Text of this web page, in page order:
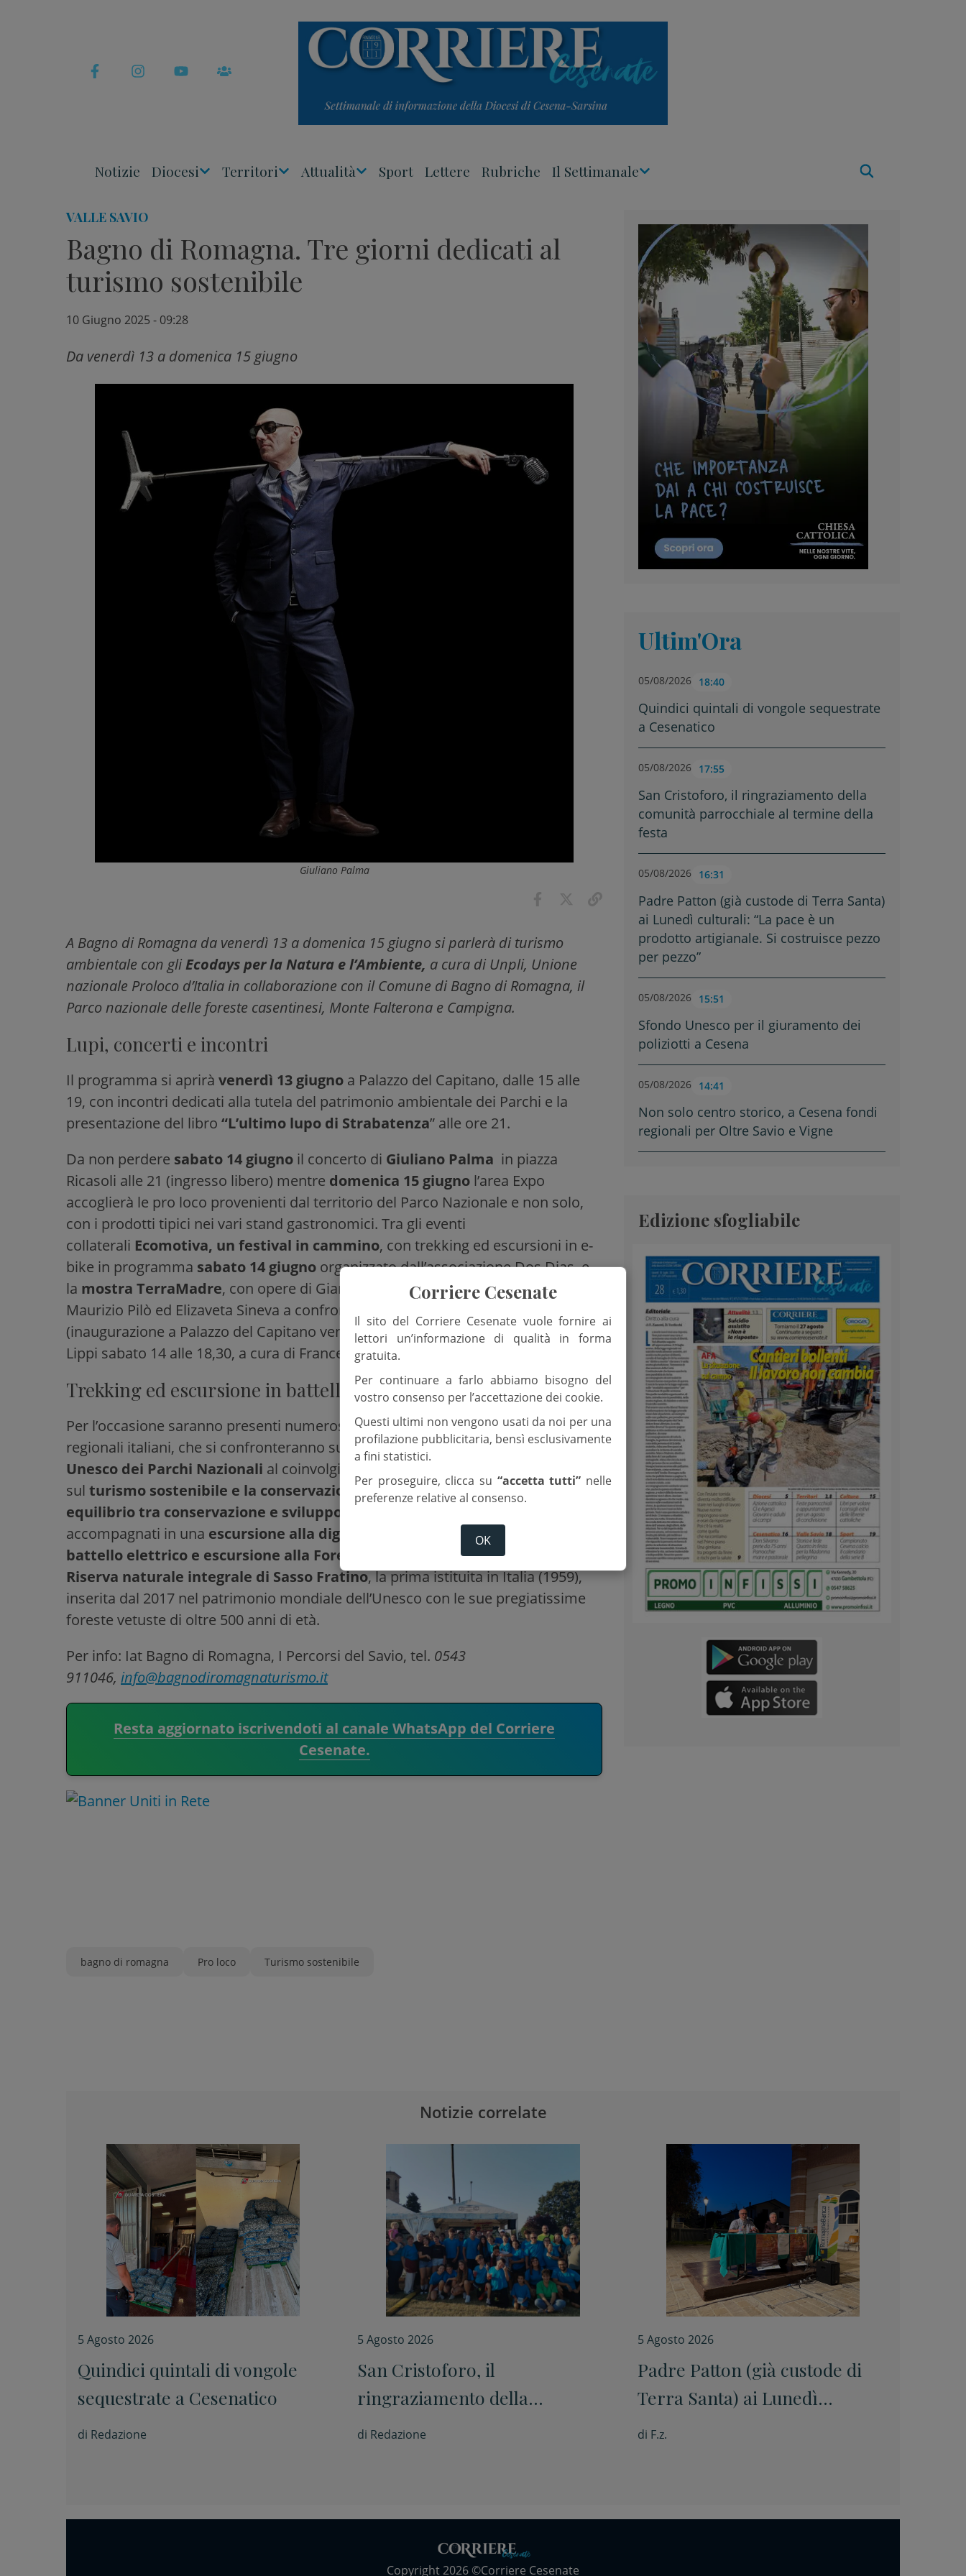
Notizie Diocesi Territori Attualità Sport Lettere Rubriche Il Settimanale
VALLE SAVIO
Bagno di Romagna. Tre giorni dedicati al
turismo sostenibile
10 Giugno 2025 - 09:28
Da venerdì 13 a domenica 15 giugno
Giuliano Palma
A Bagno di Romagna da venerdì 13 a domenica 15 giugno si parlerà di turismo
ambientale con gliEcodaysper la Natura e l’Ambiente, a cura di Unpli, Unione
nazionale Proloco d’Italia in collaborazione con il Comune di Bagno di Romagna, il
Parco nazionale delle foreste casentinesi, Monte Falterona e Campigna.
Lupi, concerti e incontri
Il programma si aprirà venerdì 13 giugno a Palazzo del Capitano, dalle 15 alle
19, con incontri dedicati alla tutela del patrimonio ambientale dei Parchi e la
presentazione del libro “L’ultimo lupo di Strabatenza” alle ore 21.
Da non perdere sabato 14 giugno il concerto di Giuliano Palma in piazza
Ricasoli alle 21 (ingresso libero) mentre domenica 15 giugno l’area Expo
accoglierà le pro loco provenienti dal territorio del Parco Nazionale e non solo,
con i prodotti tipici nei vari stand gastronomici. Tra gli eventi
collaterali Ecomotiva, un festival in cammino, con trekking ed escursioni in e-
bike in programma sabato 14 giugno organizzato dall’associazione Dos Dias, e
la mostra TerraMadre, con opere di Gianni Depaoli, Berthold Lauenroth,
Maurizio Pilò ed Elizaveta Sineva a confronto con le fotografie di Isacco Emiliani
(inaugurazione a Palazzo del Capitano venerdì 13 alle 17, e presso la Loggetta
Lippi sabato 14 alle 18,30, a cura di Francesca Caldari).
Trekking ed escursione in battello sulla diga di Ridracoli
Per l’occasione saranno presenti numerosi rappresentanti di Parchi nazionali e
regionali italiani, che si confronteranno su diversi temi, dalla tutela deisiti
Unesco dei Parchi Nazionali al coinvolgimento delle comunità locali, con focus
sul turismo sostenibile e la conservazione della biodiversità, in un’ottica di
equilibrio tra conservazione e sviluppo dei territori
accompagnati in una escursione alla diga di Ridracoli, con l’esperienza del
battello elettrico e escursione alla Foresta della Lama, fino a lambire la
Riserva naturale integrale di Sasso Fratino, la prima istituita in Italia (1959),
inserita dal 2017 nel patrimonio mondiale dell’Unesco con le sue pregiatissime
foreste vetuste di oltre 500 anni di età.
Per info: Iat Bagno di Romagna, I Percorsi del Savio, tel. 0543
911046, info@bagnodiromagnaturismo.it
Resta aggiornato iscrivendoti al canale WhatsApp del Corriere
Cesenate.
bagno di romagna Pro loco Turismo sostenibile
Ultim'Ora
05/08/2026 18:40
Quindici quintali di vongole sequestrate
a Cesenatico
05/08/2026 17:55
San Cristoforo, il ringraziamento della
comunità parrocchiale al termine della
festa
05/08/2026 16:31
Padre Patton (già custode di Terra Santa)
ai Lunedì culturali: “La pace è un
prodotto artigianale. Si costruisce pezzo
per pezzo”
05/08/2026 15:51
Sfondo Unesco per il giuramento dei
poliziotti a Cesena
05/08/2026 14:41
Non solo centro storico, a Cesena fondi
regionali per Oltre Savio e Vigne
Edizione sfogliabile
Notizie correlate
5 Agosto 2026
Quindici quintali di vongole
sequestrate a Cesenatico
di Redazione
5 Agosto 2026
San Cristoforo, il
ringraziamento della
comunità parrocchiale al
di Redazione
5 Agosto 2026
Padre Patton (già custode di
Terra Santa) ai Lunedì
culturali: “La pace è un
di F.z.
Copyright 2026 ©Corriere Cesenate
Corriere Cesenate
Il sito del Corriere Cesenate vuole fornire ai
lettori un’informazione di qualità in forma
gratuita.
Per continuare a farlo abbiamo bisogno del
vostro consenso per l’accettazione dei cookie.
Questi ultimi non vengono usati da noi per una
profilazione pubblicitaria, bensì esclusivamente
a fini statistici.
Per proseguire, clicca su “accetta tutti” nelle
preferenze relative al consenso.
OK